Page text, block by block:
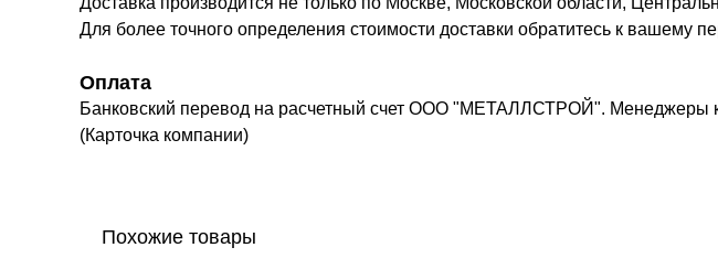
Для более точного определения стоимости доставки обратитесь к вашему
Оплата
Банковский перевод на расчетный счет ООО "МЕТАЛЛСТРОЙ". Менеджеры
(Карточка компании)
Похожие товары